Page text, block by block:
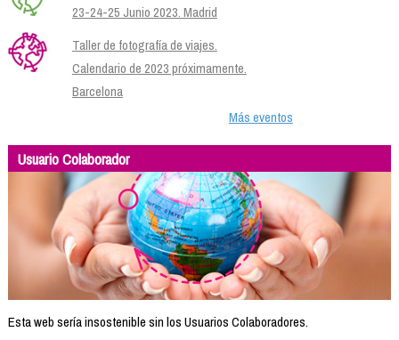
23-24-25 Junio 2023. Madrid
Taller de fotografía de viajes.
Calendario de 2023 próximamente.
Barcelona
Más eventos
Usuario Colaborador
Esta web sería insostenible sin los Usuarios Colaboradores.